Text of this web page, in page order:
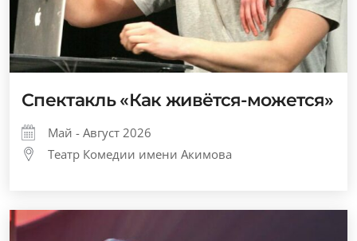
Спектакль «Как живётся-можется»
Май - Август 2026
Театр Комедии имени Акимова